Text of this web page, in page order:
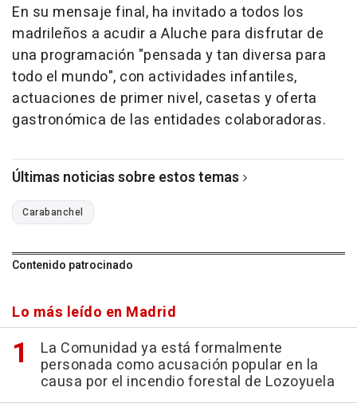
En su mensaje final, ha invitado a todos los
madrileños a acudir a Aluche para disfrutar de
una programación "pensada y tan diversa para
todo el mundo", con actividades infantiles,
actuaciones de primer nivel, casetas y oferta
gastronómica de las entidades colaboradoras.
Últimas noticias sobre estos temas
Carabanchel
Contenido patrocinado
Lo más leído en Madrid
La Comunidad ya está formalmente
personada como acusación popular en la
causa por el incendio forestal de Lozoyuela